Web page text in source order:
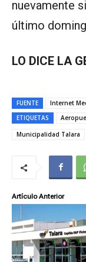
nuevamente
último
LO DICE LA
FUENTE
Internet
ETIQUETAS
Municipalidad Talara
Artículo Anterior